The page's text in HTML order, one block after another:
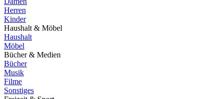
Herren
Kinder
Haushalt & Möbel
Haushalt
Möbel
Bücher & Medien
Bücher
Musik
Filme
Sonstiges